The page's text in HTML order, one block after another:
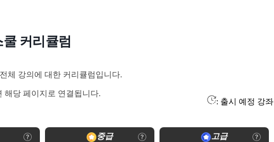
커리큘럼
체 강의에 대한 커리큘럼입니다.
해당 페이지로 연결됩니다.
: 출시 예정 강좌
중급 고급